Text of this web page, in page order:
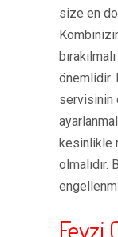
size en
önemlidir.
servisinin
kesinlikle
olmalıdır.
Fevzi